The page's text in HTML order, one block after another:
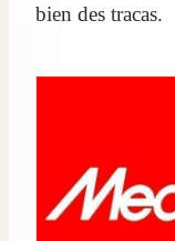
bien des tracas.